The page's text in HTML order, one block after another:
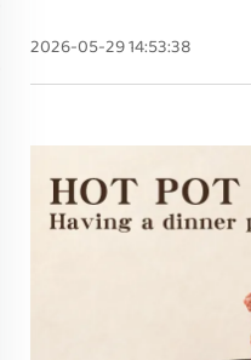
2026-05-29 14:53:38